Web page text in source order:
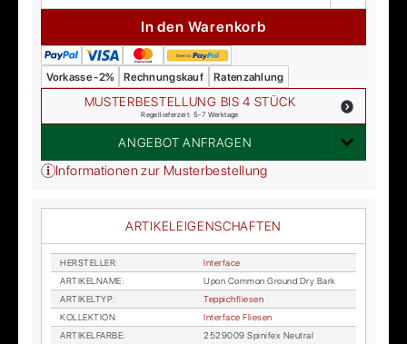
In den Warenkorb
Vorkasse -2% Rechnungskauf Ratenzahlung
MUSTERBESTELLUNG BIS 4 STÜCK
Regellieferzeit: 5-7 Werktage
ANGEBOT ANFRAGEN
Informationen zur Musterbestellung
ARTIKELEIGENSCHAFTEN
HER­STEL­LER:
In­ter­face
AR­TI­KEL­NA­ME:
Upon Com­mon Ground Dry Bark
AR­TI­KEL­TYP:
Tep­pich­flie­sen
KOL­LEK­TI­ON:
In­ter­face Flie­sen
AR­TI­KEL­FAR­BE:
2529009 Spi­nifex Neu­tral